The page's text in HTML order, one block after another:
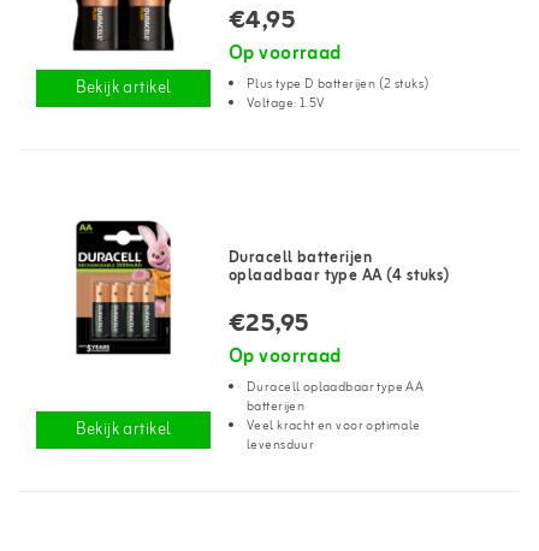
Bekijk artikel
€4,95
Op voorraad
Plus type D batterijen (2 stuks)
Voltage: 1.5V
Bekijk artikel
Duracell batterijen
oplaadbaar type AA (4 stuks)
€25,95
Op voorraad
Duracell oplaadbaar type AA
batterijen
Veel kracht en voor optimale
levensduur